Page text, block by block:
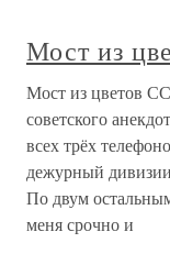
Мост из
Мост из цветов
советского
всех трёх
дежурный
По двум
меня срочно и